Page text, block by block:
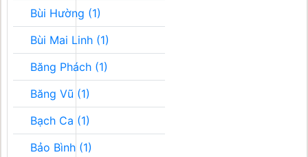
Bùi Hường (1)
Bùi Mai Linh (1)
Băng Phách (1)
Băng Vũ (1)
Bạch Ca (1)
Bảo Bình (1)